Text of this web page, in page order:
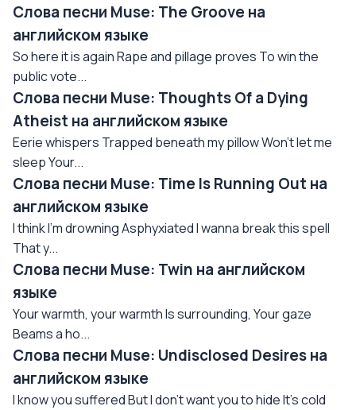
Слова песни Muse: The Groove на
английском языке
So here it is again Rape and pillage proves To win the
public vote...
Слова песни Muse: Thoughts Of a Dying
Atheist на английском языке
Eerie whispers Trapped beneath my pillow Won't let me
sleep Your...
Слова песни Muse: Time Is Running Out на
английском языке
I think I'm drowning Asphyxiated I wanna break this spell
That y...
Слова песни Muse: Twin на английском
языке
Your warmth, your warmth Is surrounding, Your gaze
Beams a ho...
Слова песни Muse: Undisclosed Desires на
английском языке
I know you suffered But I don't want you to hide It's cold